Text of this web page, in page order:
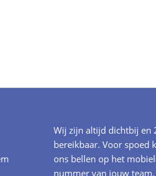
Wij zijn altijd dichtbij en
bereikbaar. Voor spoed
ons bellen op het
nummer van jouw team.